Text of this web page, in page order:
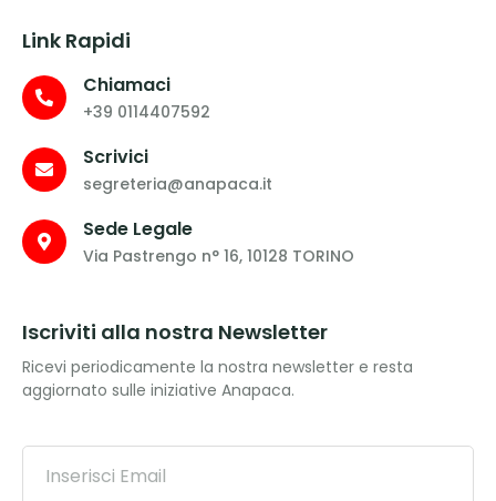
Link Rapidi
Chiamaci
+39 0114407592
Scrivici
segreteria@anapaca.it
Sede Legale
Via Pastrengo n° 16, 10128 TORINO
Iscriviti alla nostra Newsletter
Ricevi periodicamente la nostra newsletter e resta
aggiornato sulle iniziative Anapaca.